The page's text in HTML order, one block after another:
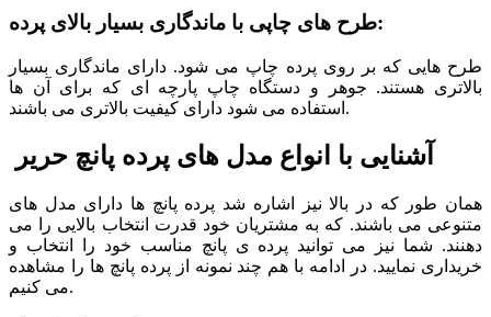
طرح های چاپی با ماندگاری بسیار بالای پرده:
طرح هایی که بر روی پرده چاپ می شود. دارای ماندگاری بسیار
بالاتری هستند. جوهر و دستگاه چاپ پارچه ای که برای آن ها
استفاده می شود دارای کیفیت بالاتری می باشند.
آشنایی با انواع مدل های پرده پانچ حریر
همان طور که در بالا نیز اشاره شد پرده پانچ ها دارای مدل های
متنوعی می باشند. که به مشتریان خود قدرت انتخاب بالایی را می
دهنند. شما نیز می توانید پرده ی پانچ مناسب خود را انتخاب و
خریداری نمایید. در ادامه با هم چند نمونه از پرده پانچ ها را مشاهده
می کنیم.